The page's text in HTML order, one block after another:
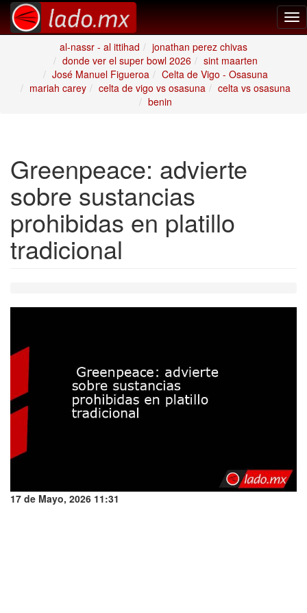
al-nassr - al ittihad
jonathan perez chivas
donde ver el super bowl 2026
sint maarten
José Manuel Figueroa
Celta de Vigo - Osasuna
mariah carey
celta de vigo vs osasuna
celta vs osasuna
benin
Greenpeace: advierte
sobre sustancias
prohibidas en platillo
tradicional
17 de Mayo, 2026 11:31